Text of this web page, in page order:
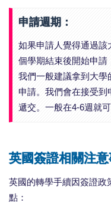
申請週期：
如果申請人覺得通過該
個學期結束後開始申請
我們一般建議拿到大學
申請。我們會在接受到
遞交。一般在4-6週就
英國簽證相關注
英國的轉學手續因簽證政
點：